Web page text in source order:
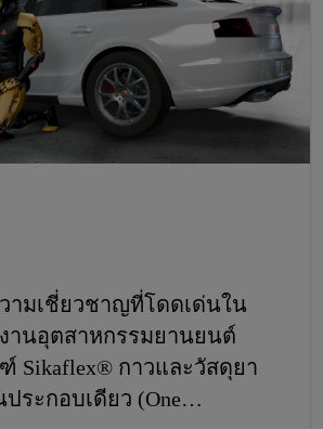
ามเชี่ยวชาญที่โดดเด่นใน
านอุตสาหกรรมยานยนต์
Sikaflex® กาวและวัสดุยา
ระกอบเดียว (One